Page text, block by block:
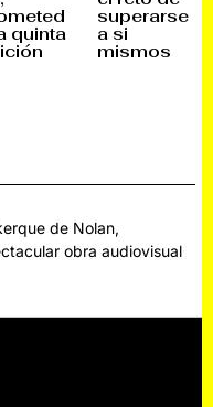
O
,
2
0
2
quinta
I
E
M
R
superarse
a si
mismos
de Nolan,
obra audiovisual